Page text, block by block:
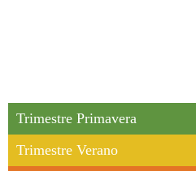
Trimestre Primavera
Trimestre Verano